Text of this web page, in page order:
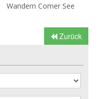
Wandern Comer See
Zurück